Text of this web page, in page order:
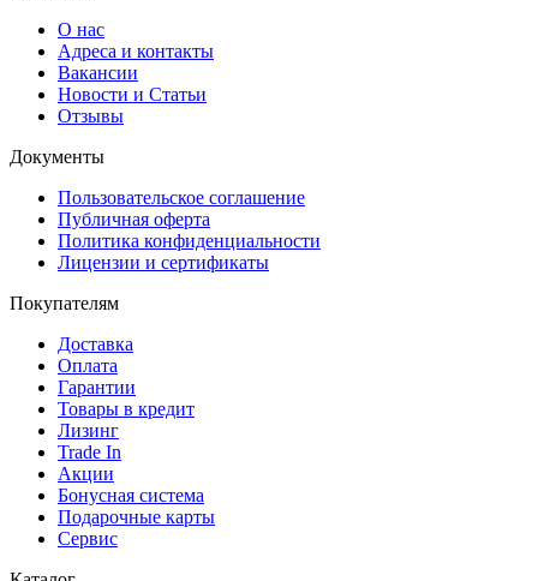
О нас
Адреса и контакты
Вакансии
Новости и Статьи
Отзывы
Документы
Пользовательское соглашение
Публичная оферта
Политика конфиденциальности
Лицензии и сертификаты
Покупателям
Доставка
Оплата
Гарантии
Товары в кредит
Лизинг
Trade In
Акции
Бонусная система
Подарочные карты
Сервис